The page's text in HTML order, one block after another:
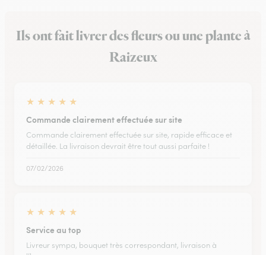
Ils ont fait livrer des fleurs ou une plante à
Raizeux
★ ★ ★ ★ ★
Commande clairement effectuée sur site
Commande clairement effectuée sur site, rapide efficace et
détaillée. La livraison devrait être tout aussi parfaite !
07/02/2026
★ ★ ★ ★ ★
Service au top
Livreur sympa, bouquet très correspondant, livraison à